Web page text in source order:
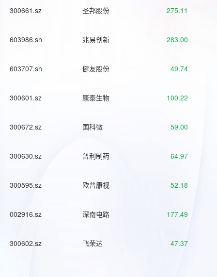
300661.sz 圣邦股份 275.11
603986.sh 兆易创新 283.00
603707.sh 健友股份 49.74
300601.sz 康泰生物 100.22
300672.sz 国科微 59.00
300630.sz 普利制药 64.97
300595.sz 欧普康视 52.18
002916.sz 深南电路 177.49
300602.sz 飞荣达 47.37